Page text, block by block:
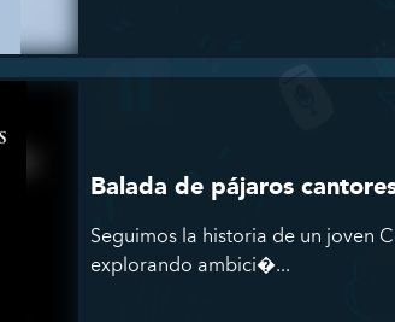
Balada de pájaros
Seguimos la historia de un joven
explorando ambici�...